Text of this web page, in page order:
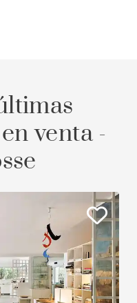
venta -